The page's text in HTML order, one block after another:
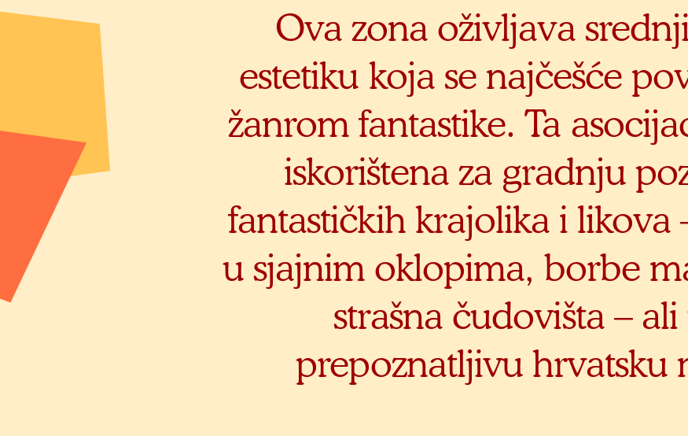
Ova zona oživljava
estetiku koja se najčešće
žanrom fantastike. Ta
iskorištena za gradnju
fantastičkih krajolika i likova
u sjajnim oklopima, borbe
strašna čudovišta –
prepoznatljivu hrvatsku